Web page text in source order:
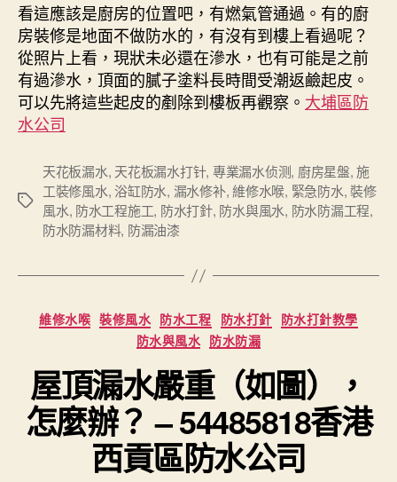
看這應該是廚房的位置吧，有燃氣管通過。有的廚
房裝修是地面不做防水的，有沒有到樓上看過呢？
從照片上看，現狀未必還在滲水，也有可能是之前
有過滲水，頂面的膩子塗料長時間受潮返鹼起皮。
可以先將這些起皮的剷除到樓板再觀察。 大埔區防
水公司
Tags
天花板漏水, 天花板漏水打针, 專業漏水侦测, 廚房星盤,施
工裝修風水, 浴缸防水, 漏水修补,維修水喉, 緊急防水,裝修
風水, 防水工程施工, 防水打針, 防水與風水, 防水防漏工程,
防水防漏材料, 防漏油漆
Categories
維修水喉 裝修風水 防水工程 防水打針 防水打針教學
防水與風水 防水防漏
屋頂漏水嚴重（如圖），
怎麼辦？ – 54485818香港
西貢區防水公司